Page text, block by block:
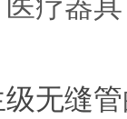
级无缝管